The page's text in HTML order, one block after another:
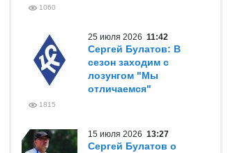
1060
25 июля 2026 11:42
Сергей Булатов: В
сезон заходим с
лозунгом "Мы
отличаемся"
1815
15 июля 2026 13:27
Сергей Булатов о